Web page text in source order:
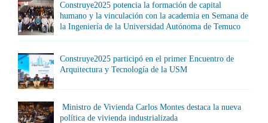
Construye2025 potencia la formación de capital
humano y la vinculación con la academia en Semana de
la Ingeniería de la Universidad Autónoma de Temuco
Construye2025 participó en el primer Encuentro de
Arquitectura y Tecnología de la USM
Ministro de Vivienda Carlos Montes destaca la nueva
política de vivienda industrializada